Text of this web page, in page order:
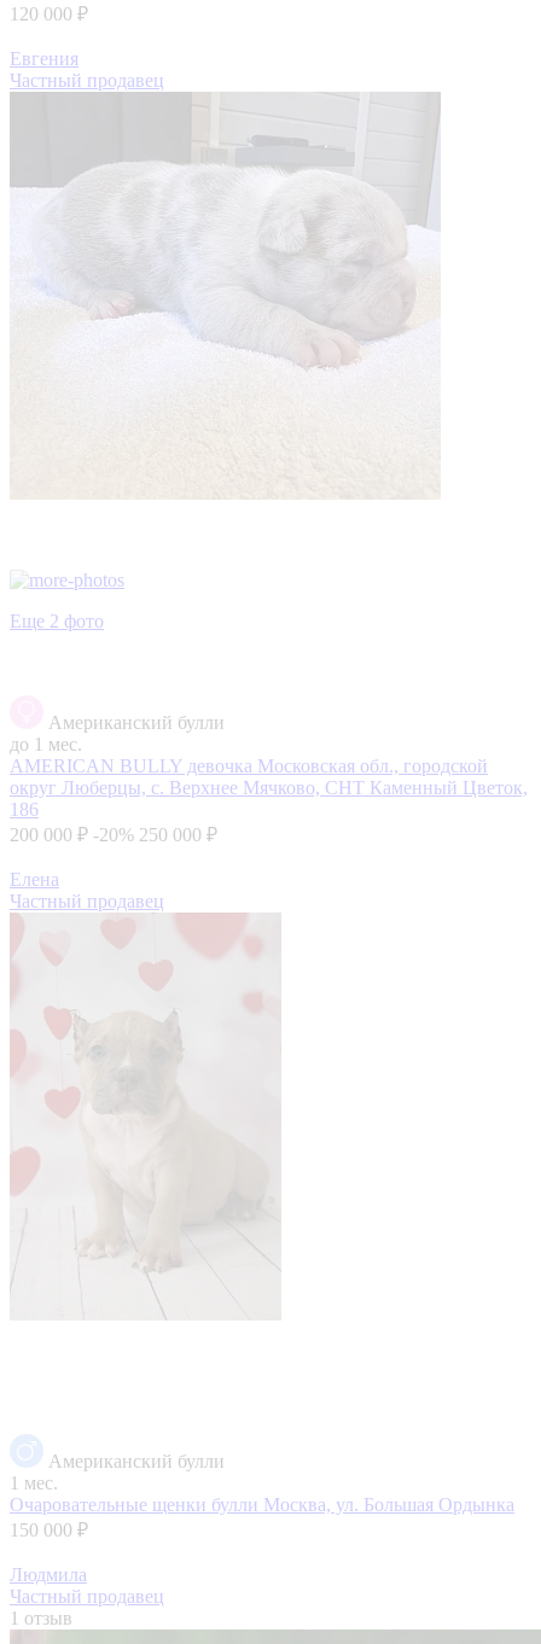
120 000 ₽
Евгения
Частный продавец
Еще 2 фото
Американский булли
до 1 мес.
AMERICAN BULLY девочка Московская обл., городской
округ Люберцы, с. Верхнее Мячково, СНТ Каменный Цветок,
186
200 000 ₽ -20% 250 000 ₽
Елена
Частный продавец
Американский булли
1 мес.
Очаровательные щенки булли Москва, ул. Большая Ордынка
150 000 ₽
Людмила
Частный продавец
1 отзыв